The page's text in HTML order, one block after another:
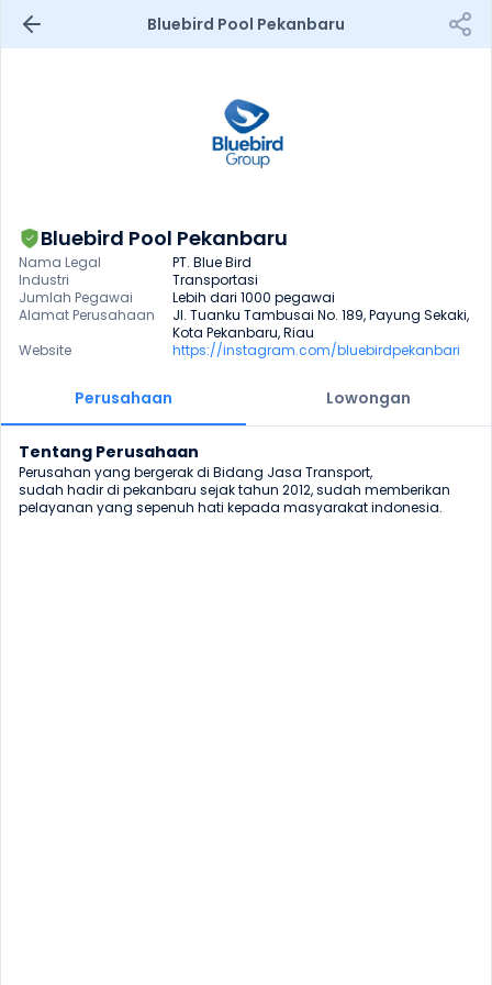
Bluebird Pool Pekanbaru
Bluebird Pool Pekanbaru
Nama Legal
PT. Blue Bird
Industri
Transportasi
Jumlah Pegawai
Lebih dari 1000 pegawai
Alamat Perusahaan
Jl. Tuanku Tambusai No. 189, Payung Sekaki,
Kota Pekanbaru, Riau
Website
https://instagram.com/bluebirdpekanbari
Perusahaan Lowongan
Tentang Perusahaan
Perusahan yang bergerak di Bidang Jasa Transport,
sudah hadir di pekanbaru sejak tahun 2012, sudah memberikan
pelayanan yang sepenuh hati kepada masyarakat indonesia.